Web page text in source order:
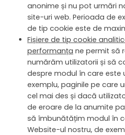
anonime și nu pot urmări
site-uri web. Perioada de
de tip cookie este de
Fișiere de tip cookie
performanța ne permit să
numărăm utilizatorii și să
despre modul în care este
exemplu, paginile pe care
cel mai des și dacă
de eroare de la anumite
să îmbunătățim modul în
Website-ul nostru, de